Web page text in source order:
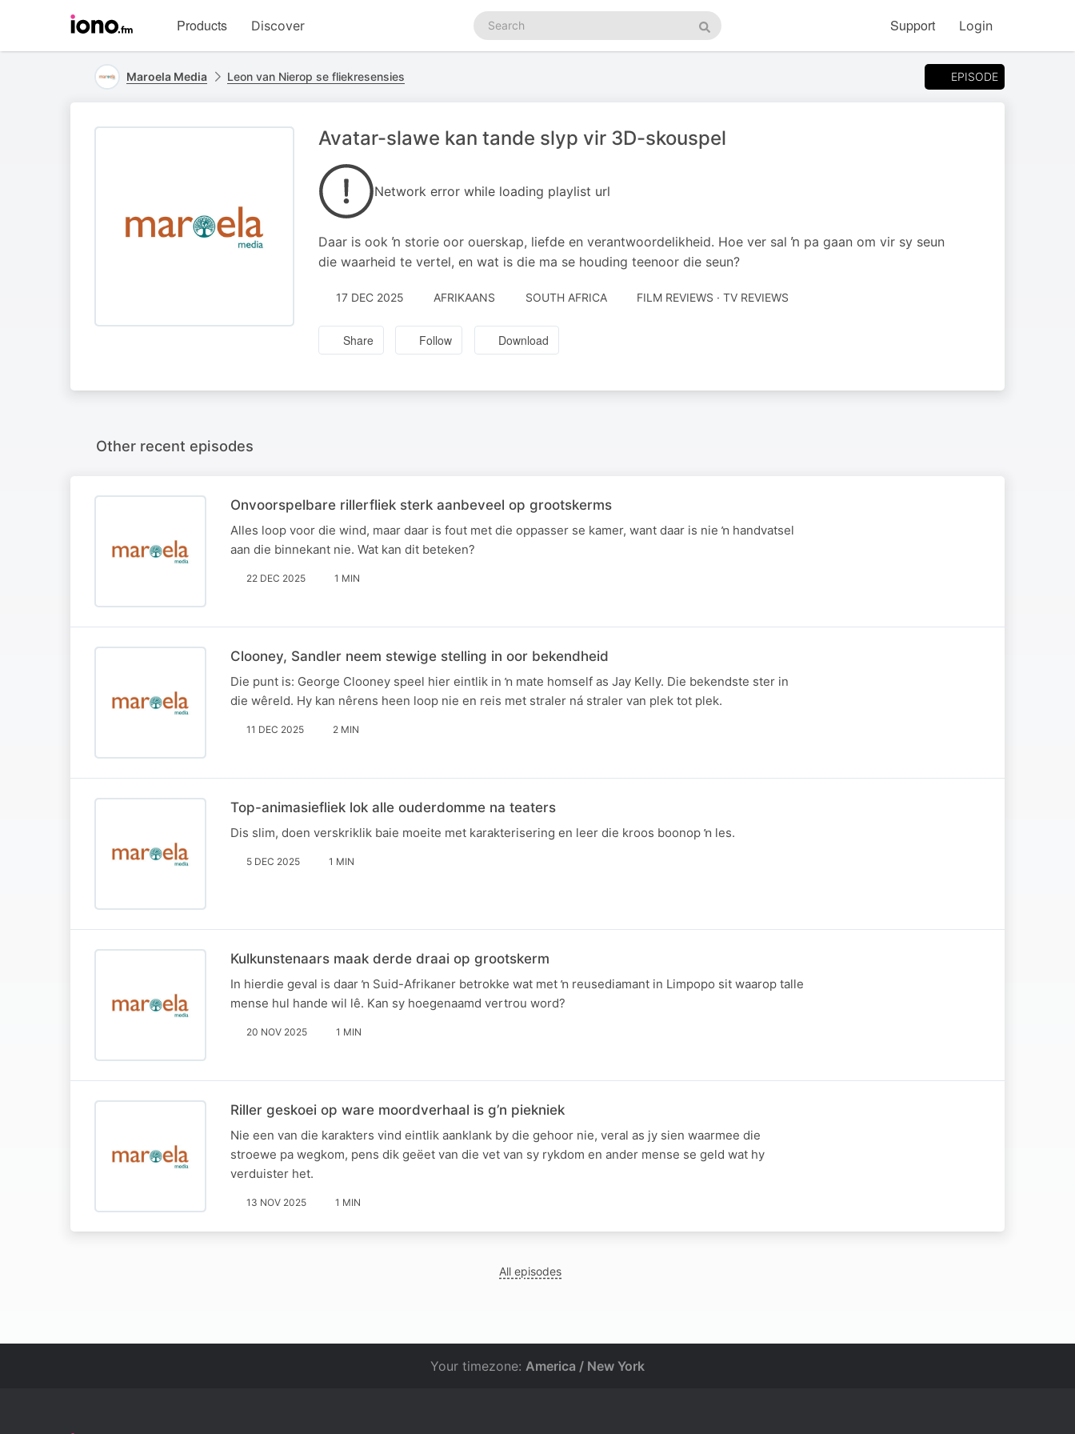
homepage
Products Discover
Search
podcasts
Search
Support Login
Maroela Media Leon van Nierop se fliekresensies EPISODE
Avatar-slawe kan tande slyp vir 3D-skouspel
Network error while loading playlist url
Daar is ook ŉ storie oor ouerskap, liefde en verantwoordelikheid. Hoe ver sal ŉ pa gaan om vir sy seun
die waarheid te vertel, en wat is die ma se houding teenoor die seun?
17 DEC 2025 AFRIKAANS SOUTH AFRICA FILM REVIEWS · TV REVIEWS
Share Follow Download
Other recent episodes
Onvoorspelbare rillerfliek sterk aanbeveel op grootskerms
Alles loop voor die wind, maar daar is fout met die oppasser se kamer, want daar is nie ŉ handvatsel
aan die binnekant nie. Wat kan dit beteken?
22 DEC 2025 1 MIN
Clooney, Sandler neem stewige stelling in oor bekendheid
Die punt is: George Clooney speel hier eintlik in ŉ mate homself as Jay Kelly. Die bekendste ster in
die wêreld. Hy kan nêrens heen loop nie en reis met straler ná straler van plek tot plek.
11 DEC 2025 2 MIN
Top-animasiefliek lok alle ouderdomme na teaters
Dis slim, doen verskriklik baie moeite met karakterisering en leer die kroos boonop ŉ les.
5 DEC 2025 1 MIN
Kulkunstenaars maak derde draai op grootskerm
In hierdie geval is daar ŉ Suid-Afrikaner betrokke wat met ŉ reusediamant in Limpopo sit waarop talle
mense hul hande wil lê. Kan sy hoegenaamd vertrou word?
20 NOV 2025 1 MIN
Riller geskoei op ware moordverhaal is g’n piekniek
Nie een van die karakters vind eintlik aanklank by die gehoor nie, veral as jy sien waarmee die
stroewe pa wegkom, pens dik geëet van die vet van sy rykdom en ander mense se geld wat hy
verduister het.
13 NOV 2025 1 MIN
All episodes
Your timezone: America / New York